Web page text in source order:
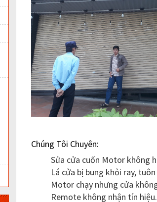
Chúng Tôi Chuyên:
Sửa cửa cuốn Motor không
Lá cửa bị bung khỏi ray,
Motor chạy nhưng cửa
Remote không nhận tín hiệu.